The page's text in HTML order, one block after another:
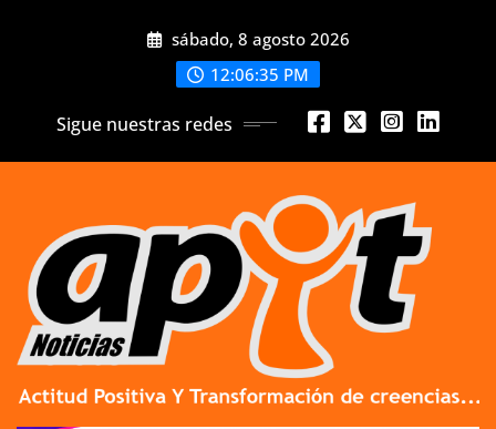
sábado, 8 agosto 2026
12:06:36 PM
Sigue nuestras redes